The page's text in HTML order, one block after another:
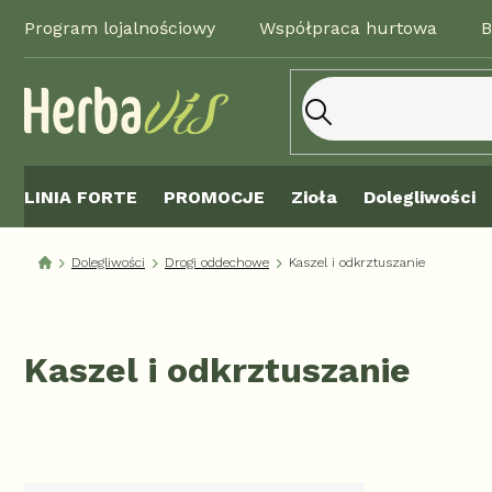
treści
Program lojalnościowy Współpraca hurtowa
LINIA FORTE PROMOCJE Zioła Dolegliwości
Dolegliwości Drogi oddechowe Kaszel i odkrztuszanie
Kaszel i odkrztuszanie